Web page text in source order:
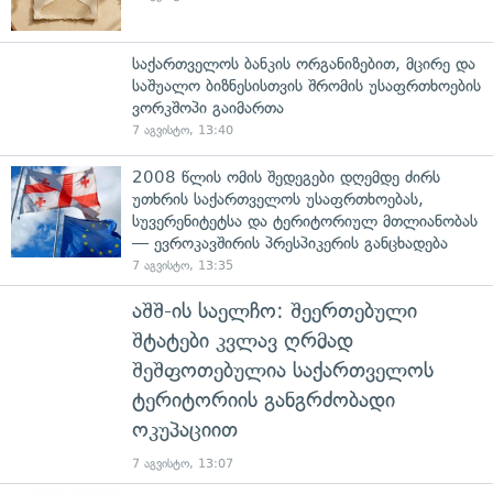
საქართველოს ბანკის ორგანიზებით, მცირე და
საშუალო ბიზნესისთვის შრომის უსაფრთხოების
ვორკშოპი გაიმართა
7 აგვისტო, 13:40
2008 წლის ომის შედეგები დღემდე ძირს
უთხრის საქართველოს უსაფრთხოებას,
სუვერენიტეტსა და ტერიტორიულ მთლიანობას
— ევროკავშირის პრესპიკერის განცხადება
7 აგვისტო, 13:35
აშშ-ის საელჩო: შეერთებული
შტატები კვლავ ღრმად
შეშფოთებულია საქართველოს
ტერიტორიის განგრძობადი
ოკუპაციით
7 აგვისტო, 13:07